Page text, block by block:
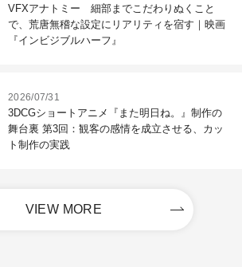
VFXアナトミー 細部までこだわりぬくこと
で、荒唐無稽な設定にリアリティを宿す｜映画
『インビジブルハーフ』
2026/07/31
3DCGショートアニメ『また明日ね。』制作の
舞台裏 第3回：観客の感情を成立させる、カッ
ト制作の実践
VIEW MORE